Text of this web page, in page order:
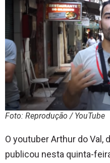
Foto: Reprodução / YouTube
O youtuber Arthur do Val,
publicou nesta quinta-